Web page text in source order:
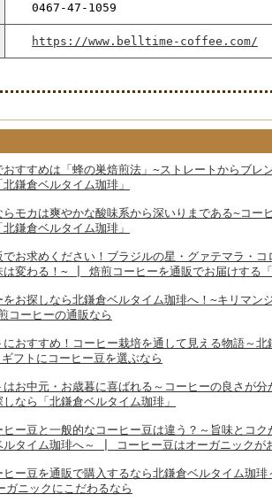
0467-47-1059
https://www.belltime-coffee.com/
すすめは「蜂の巣焙煎法」~ストレートからブレ
鎌倉ベルタイム珈琲」
らモカは爽やかな酸味系から深いりまである~コ
鎌倉ベルタイム珈琲」
お求めください！ブラジルの星・グァテマラ・コ
は変わる！~ | 焙煎コーヒーを通販でお届けする「
お探しなら北鎌倉ベルタイム珈琲へ！~キリマン
ーヒーの通販なら
におすすめ！コーヒー栽培を通して見える物語～
フトにコーヒー豆を選ぶなら
はお中元・お歳暮に喜ばれる～コーヒーの良さが
なら「北鎌倉ベルタイム珈琲」
ー豆と一般的なコーヒー豆は違う？～旨味とコ
ルタイム珈琲へ～ | コーヒー豆はオーガニックが
ー豆を通販で購入するなら北鎌倉ベルタイム珈
ガニックにこだわるなら